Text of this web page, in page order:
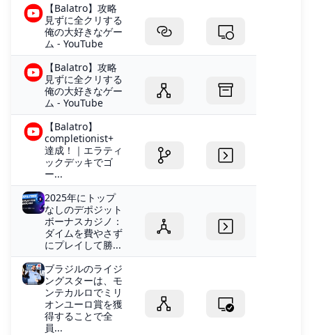
【Balatro】攻略
見ずに全クリする
俺の大好きなゲー
ム - YouTube
【Balatro】攻略
見ずに全クリする
俺の大好きなゲー
ム - YouTube
【Balatro】
completionist+
達成！｜エラティ
ックデッキでゴ
ー...
2025年にトップ
なしのデポジット
ボーナスカジノ：
ダイムを費やさず
にプレイして勝...
ブラジルのライジ
ングスターは、モ
ンテカルロでミリ
オンユーロ賞を獲
得することで全
員...